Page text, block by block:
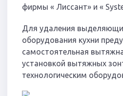
фирмы « Лиссант» и «
Для удаления
оборудования кухни
самостоятельная
установкой вытяжных
технологическим